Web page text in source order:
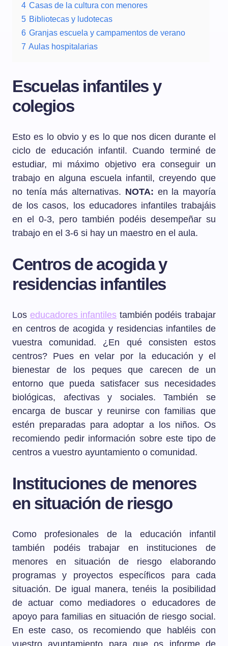
4 Casas de la cultura con menores
5 Bibliotecas y ludotecas
6 Granjas escuela y campamentos de verano
7 Aulas hospitalarias
Escuelas infantiles y
colegios
Esto es lo obvio y es lo que nos dicen durante el
ciclo de educación infantil. Cuando terminé de
estudiar, mi máximo objetivo era conseguir un
trabajo en alguna escuela infantil, creyendo que
no tenía más alternativas. NOTA: en la mayoría
de los casos, los educadores infantiles trabajáis
en el 0-3, pero también podéis desempeñar su
trabajo en el 3-6 si hay un maestro en el aula.
Centros de acogida y
residencias infantiles
Los educadores infantiles también podéis trabajar
en centros de acogida y residencias infantiles de
vuestra comunidad. ¿En qué consisten estos
centros? Pues en velar por la educación y el
bienestar de los peques que carecen de un
entorno que pueda satisfacer sus necesidades
biológicas, afectivas y sociales. También se
encarga de buscar y reunirse con familias que
estén preparadas para adoptar a los niños. Os
recomiendo pedir información sobre este tipo de
centros a vuestro ayuntamiento o comunidad.
Instituciones de menores
en situación de riesgo
Como profesionales de la educación infantil
también podéis trabajar en instituciones de
menores en situación de riesgo elaborando
programas y proyectos específicos para cada
situación. De igual manera, tenéis la posibilidad
de actuar como mediadores o educadores de
apoyo para familias en situación de riesgo social.
En este caso, os recomiendo que habléis con
vuestro ayuntamiento para que os informe de